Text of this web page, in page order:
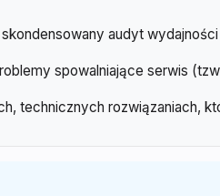
audyt
spowalniające serwis
technicznych rozwiązaniach,